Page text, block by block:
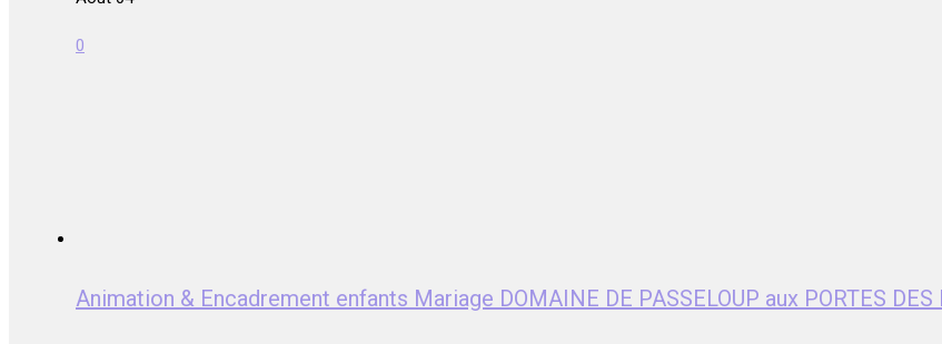
0
Animation & Encadrement enfants Mariage DOMAINE DE PASSELOUP aux PORTES DES